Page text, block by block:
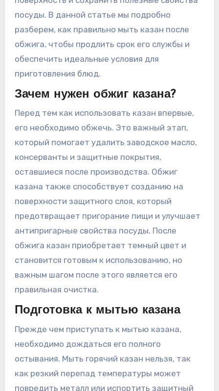
посуды. В данной статье мы подробно
разберем, как правильно мыть казан после
обжига, чтобы продлить срок его службы и
обеспечить идеальные условия для
приготовления блюд.
Зачем нужен обжиг казана?
Перед тем как использовать казан впервые,
его необходимо обжечь. Это важный этап,
который помогает удалить заводское масло,
консерванты и защитные покрытия,
оставшиеся после производства. Обжиг
казана также способствует созданию на
поверхности защитного слоя, который
предотвращает пригорание пищи и улучшает
антипригарные свойства посуды. После
обжига казан приобретает темный цвет и
становится готовым к использованию, но
важным шагом после этого является его
правильная очистка.
Подготовка к мытью казана
Прежде чем приступать к мытью казана,
необходимо дождаться его полного
остывания. Мыть горячий казан нельзя, так
как резкий перепад температуры может
повредить металл или испортить защитный